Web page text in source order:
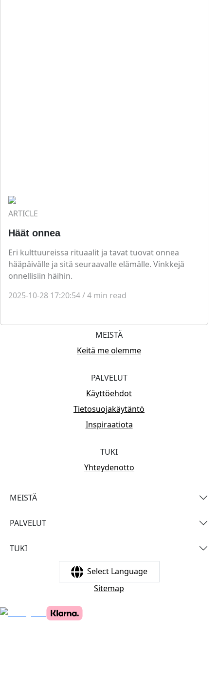
ARTICLE
Häät onnea
Eri kulttuureissa rituaalit ja tavat tuovat onnea
hääpäivälle ja sitä seuraavalle elämälle. Vinkkejä
onnellisiin häihin.
2025-10-28 17:20:54/4 min read
MEISTÄ
Keitä me olemme
PALVELUT
Käyttöehdot
Tietosuojakäytäntö
Inspiraatiota
TUKI
Yhteydenotto
MEISTÄ
PALVELUT
TUKI
Select Language
Sitemap